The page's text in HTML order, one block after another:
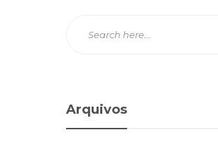
Arquivos